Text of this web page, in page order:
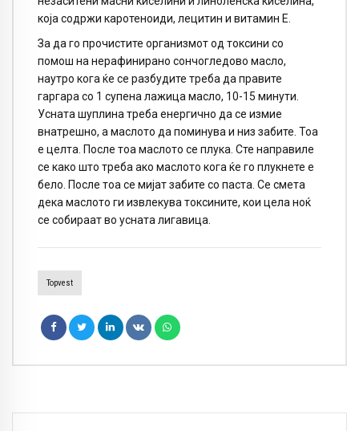
која содржи каротеноиди, лецитин и витамин Е.
За да го прочистите организмот од токсини со
помош на нерафинирано сончогледово масло,
наутро кога ќе се разбудите треба да правите
гаргара со 1 супена лажица масло, 10-15 минути.
Усната шуплина треба енергично да се измие
внатрешно, а маслото да поминува и низ забите. Тоа
е целта. После тоа маслото се плука. Сте направиле
се како што треба ако маслото кога ќе го плукнете е
бело. После тоа се мијат забите со паста. Се смета
дека маслото ги извлекува токсините, кои цела ноќ
се собираат во усната лигавица.
Topvest